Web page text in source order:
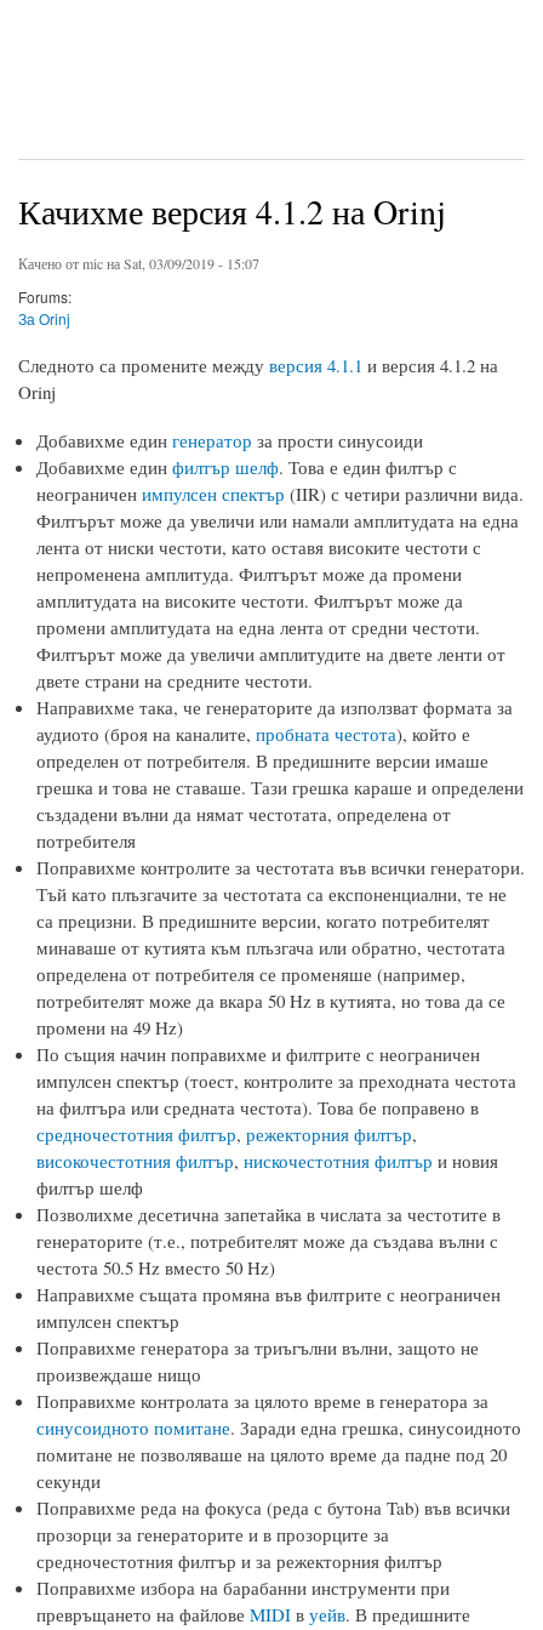
Качихме версия 4.1.2 на Orinj
Качено отmicна Sat, 03/09/2019 - 15:07
Forums:
За Orinj
Следното са промените между версия 4.1.1 и версия 4.1.2 на
Orinj
Добавихме един генератор за прости синусоиди
Добавихме един филтър шелф. Това е един филтър с
неограничен импулсен спектър (IIR) с четири различни вида.
Филтърът може да увеличи или намали амплитудата на една
лента от ниски честоти, като оставя високите честоти с
непроменена амплитуда. Филтърът може да промени
амплитудата на високите честоти. Филтърът може да
промени амплитудата на една лента от средни честоти.
Филтърът може да увеличи амплитудите на двете ленти от
двете страни на средните честоти.
Направихме така, че генераторите да използват формата за
аудиото (броя на каналите, пробната честота), който е
определен от потребителя. В предишните версии имаше
грешка и това не ставаше. Тази грешка караше и определени
създадени вълни да нямат честотата, определена от
потребителя
Поправихме контролите за честотата във всички генератори.
Тъй като плъзгачите за честотата са експоненциални, те не
са прецизни. В предишните версии, когато потребителят
минаваше от кутията към плъзгача или обратно, честотата
определена от потребителя се променяше (например,
потребителят може да вкара 50 Hz в кутията, но това да се
промени на 49 Hz)
По същия начин поправихме и филтрите с неограничен
импулсен спектър (тоест, контролите за преходната честота
на филтъра или средната честота). Това бе поправено в
средночестотния филтър, режекторния филтър,
високочестотния филтър, нискочестотния филтър и новия
филтър шелф
Позволихме десетична запетайка в числата за честотите в
генераторите (т.е., потребителят може да създава вълни с
честота 50.5 Hz вместо 50 Hz)
Направихме същата промяна във филтрите с неограничен
импулсен спектър
Поправихме генератора за триъгълни вълни, защото не
произвеждаше нищо
Поправихме контролата за цялото време в генератора за
синусоидното помитане. Заради една грешка, синусоидното
помитане не позволяваше на цялото време да падне под 20
секунди
Поправихме реда на фокуса (реда с бутона Tab) във всички
прозорци за генераторите и в прозорците за
средночестотния филтър и за режекторния филтър
Поправихме избора на барабанни инструменти при
превръщането на файлове MIDI в уейв. В предишните